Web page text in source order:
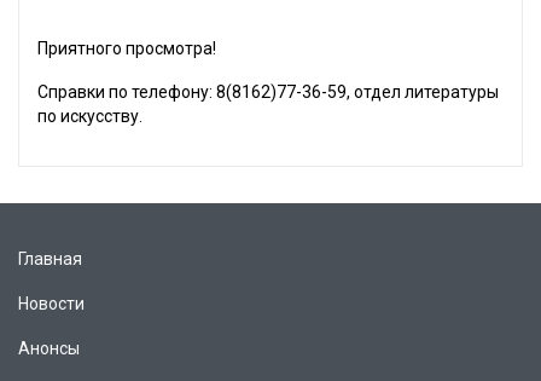
Приятного просмотра!
Справки по телефону: 8(8162)77-36-59, отдел литературы
по искусству.
Главная
Новости
Анонсы